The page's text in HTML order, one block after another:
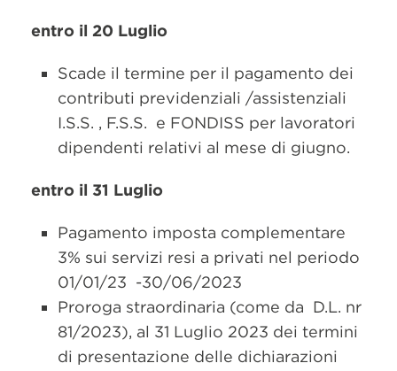
entro il 20 Luglio
Scade il termine per il pagamento dei
contributi previdenziali /assistenziali
I.S.S. , F.S.S. e FONDISS per lavoratori
dipendenti relativi al mese di giugno.
entro il 31 Luglio
Pagamento imposta complementare
3% sui servizi resi a privati nel periodo
01/01/23 -30/06/2023
Proroga straordinaria (come da D.L. nr
81/2023), al 31 Luglio 2023 dei termini
di presentazione delle dichiarazioni